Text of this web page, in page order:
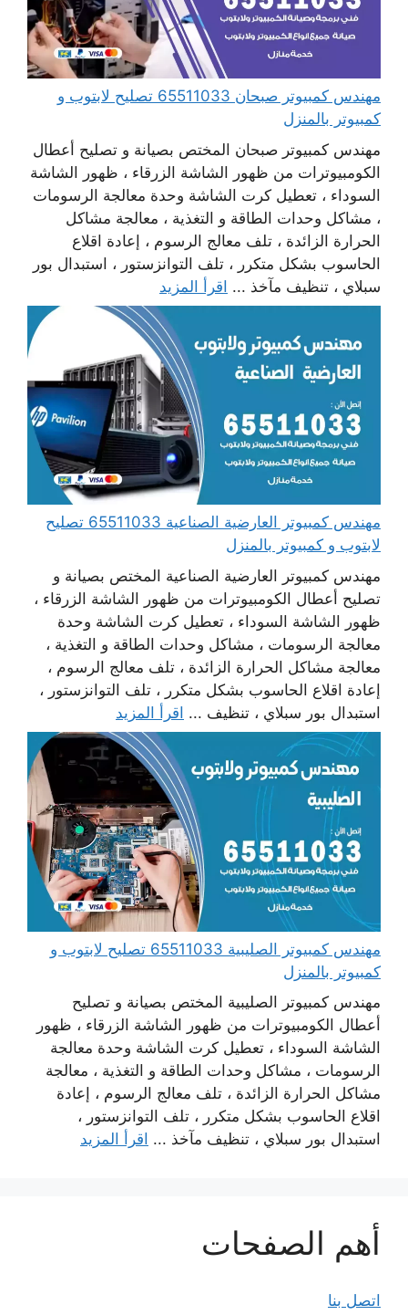
مهندس كمبيوتر صبحان 65511033 تصليح لابتوب و
كمبيوتر بالمنزل
مهندس كمبيوتر صبحان المختص بصيانة و تصليح أعطال
الكومبيوترات من ظهور الشاشة الزرقاء ، ظهور الشاشة
السوداء ، تعطيل كرت الشاشة وحدة معالجة الرسومات
، مشاكل وحدات الطاقة و التغذية ، معالجة مشاكل
الحرارة الزائدة ، تلف معالج الرسوم ، إعادة اقلاع
الحاسوب بشكل متكرر ، تلف التوانزستور ، استبدال بور
سبلاي ، تنظيف مآخذ ... اقرأ المزيد
مهندس كمبيوتر العارضية الصناعية 65511033 تصليح
لابتوب و كمبيوتر بالمنزل
مهندس كمبيوتر العارضية الصناعية المختص بصيانة و
تصليح أعطال الكومبيوترات من ظهور الشاشة الزرقاء ،
ظهور الشاشة السوداء ، تعطيل كرت الشاشة وحدة
معالجة الرسومات ، مشاكل وحدات الطاقة و التغذية ،
معالجة مشاكل الحرارة الزائدة ، تلف معالج الرسوم ،
إعادة اقلاع الحاسوب بشكل متكرر ، تلف التوانزستور ،
استبدال بور سبلاي ، تنظيف ... اقرأ المزيد
مهندس كمبيوتر الصليبية 65511033 تصليح لابتوب و
كمبيوتر بالمنزل
مهندس كمبيوتر الصليبية المختص بصيانة و تصليح
أعطال الكومبيوترات من ظهور الشاشة الزرقاء ، ظهور
الشاشة السوداء ، تعطيل كرت الشاشة وحدة معالجة
الرسومات ، مشاكل وحدات الطاقة و التغذية ، معالجة
مشاكل الحرارة الزائدة ، تلف معالج الرسوم ، إعادة
اقلاع الحاسوب بشكل متكرر ، تلف التوانزستور ،
استبدال بور سبلاي ، تنظيف مآخذ ... اقرأ المزيد
أهم الصفحات
اتصل بنا